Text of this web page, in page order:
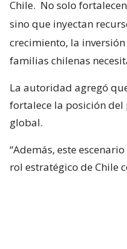
Chile. No solo
sino que inyectan
crecimiento, la
familias chilenas
La autoridad agregó
fortalece la posición
global.
“Además, este
rol estratégico de Chile